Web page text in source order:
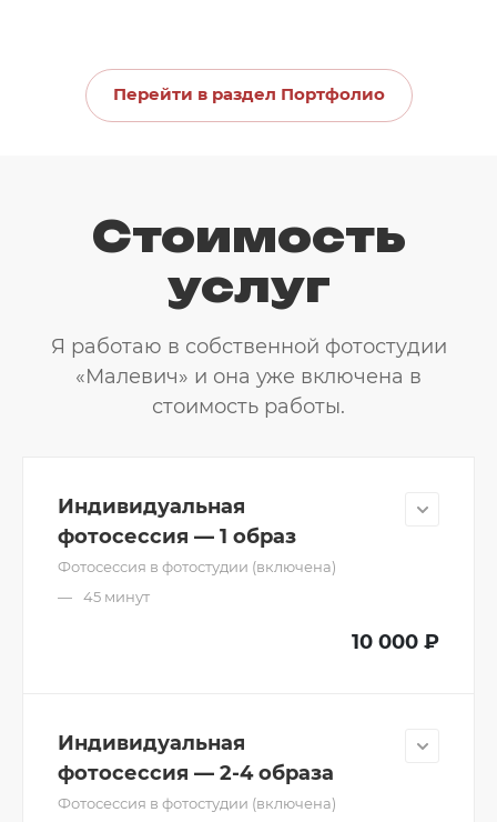
Перейти в раздел Портфолио
Стоимость
услуг
Я работаю в собственной фотостудии
«Малевич» и она уже включена в
стоимость работы.
Индивидуальная
фотосессия — 1 образ
Фотосессия в фотостудии (включена)
45 минут
10 000 ₽
Индивидуальная
фотосессия — 2-4 образа
Фотосессия в фотостудии (включена)